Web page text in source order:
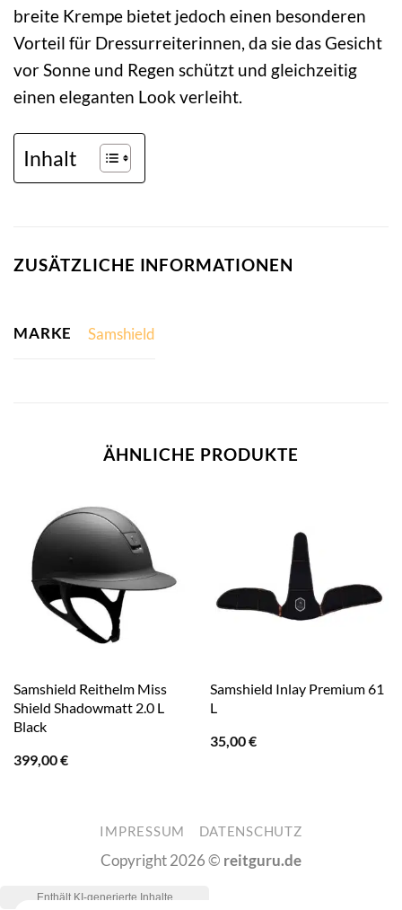
breite Krempe bietet jedoch einen besonderen
Vorteil für Dressurreiterinnen, da sie das Gesicht
vor Sonne und Regen schützt und gleichzeitig
einen eleganten Look verleiht.
Inhalt
ZUSÄTZLICHE INFORMATIONEN
MARKE Samshield
ÄHNLICHE PRODUKTE
Samshield Reithelm Miss
Shield Shadowmatt 2.0 L
Black
399,00€
Samshield Inlay Premium 61
L
35,00€
IMPRESSUM DATENSCHUTZ
Copyright 2026 © reitguru.de